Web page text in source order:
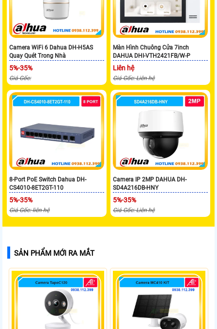
Camera WiFi 6 Dahua DH-H5AS
Quay Quét Trong Nhà
5%-35%
Giá Gốc:
Màn Hình Chuông Cửa 7inch
DAHUA DHI-VTH2421FB/W-P
Liên hệ
Giá Gốc: Liên hệ
8-Port PoE Switch Dahua DH-
CS4010-8ET2GT-110
5%-35%
Giá Gốc: liên hệ
Camera IP 2MP DAHUA DH-
SD4A216DB-HNY
5%-35%
Giá Gốc: Liên hệ
SẢN PHẨM MỚI RA MẮT